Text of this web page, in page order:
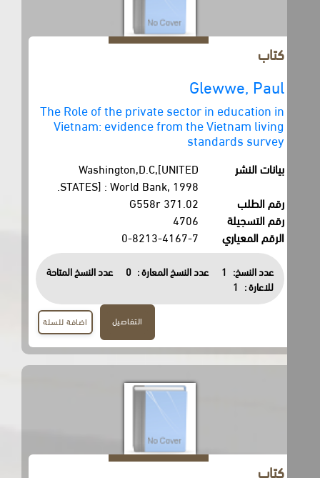
Glewwe, Paul
The Role of the private sector in education in
Vietnam: evidence from the Vietnam living
standards survey
بيانات النشر
Washington,D.C,[UNITED
STATES] : World Bank, 1998.
رقم الطلب
371.02 G558r
رقم التسجيلة
4706
الرقم المعياري
0-8213-4167-7
عدد النسخ: 1 عدد النسخ المعارة : 0
عدد النسخ المتاحة
للاعارة :
1
اضافة للسلة